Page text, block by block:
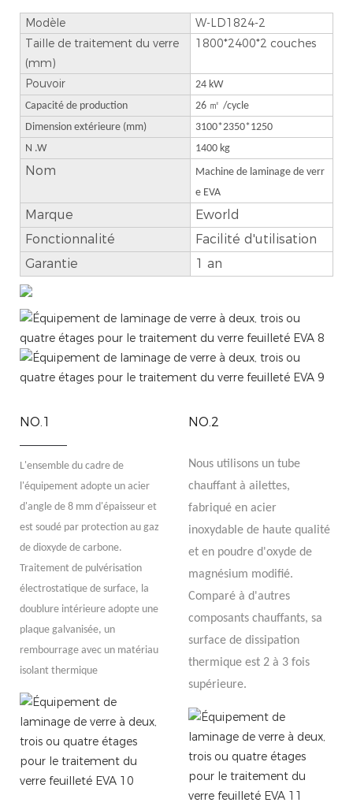
Modèle
W-LD1824-2
Taille de traitement du verre
(mm)
1800*2400*2 couches
Pouvoir
24 kW
Capacité de production
26 ㎡ /cycle
Dimension extérieure (mm)
3100*2350*1250
N .W
1400 kg
Nom
Machine de laminage de verr
e EVA
Marque
Eworld
Fonctionnalité
Facilité d'utilisation
Garantie
1 an
NO.1
L'ensemble du cadre de
l'équipement adopte un acier
d'angle de 8 mm d'épaisseur et
est soudé par protection au gaz
de dioxyde de carbone.
Traitement de pulvérisation
électrostatique de surface, la
doublure intérieure adopte une
plaque galvanisée, un
rembourrage avec un matériau
isolant thermique
NO.2
Nous utilisons un tube
chauffant à ailettes,
fabriqué en acier
inoxydable de haute qualité
et en poudre d'oxyde de
magnésium modifié.
Comparé à d'autres
composants chauffants, sa
surface de dissipation
thermique est 2 à 3 fois
supérieure.